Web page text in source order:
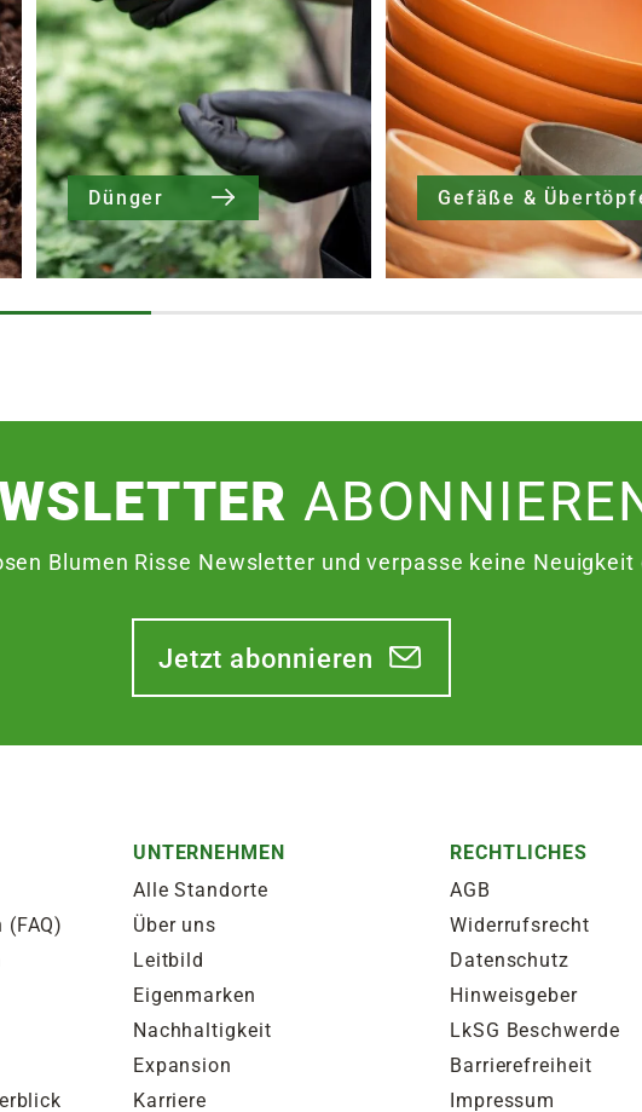
Dünger
Blumen Risse Newsletter und verpasse keine Neuigkeit
Jetzt abonnieren
(FAQ)
UNTERNEHMEN
Alle Standorte
Über uns
Leitbild
Eigenmarken
Nachhaltigkeit
Expansion
Karriere
RECHTLICHES
AGB
Widerrufsrecht
Datenschutz
Hinweisgeber
LkSG Beschwerde
Barrierefreiheit
Impressum